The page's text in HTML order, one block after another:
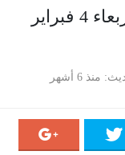
سعر الدولار في مصر اليوم الأربعاء 4 فبراير
منذ 6 أشهر